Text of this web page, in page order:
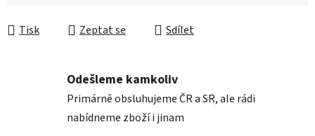
Tisk Zeptat se Sdílet
Odešleme kamkoliv
Primárně obsluhujeme ČR a SR, ale rádi
nabídneme zboží i jinam